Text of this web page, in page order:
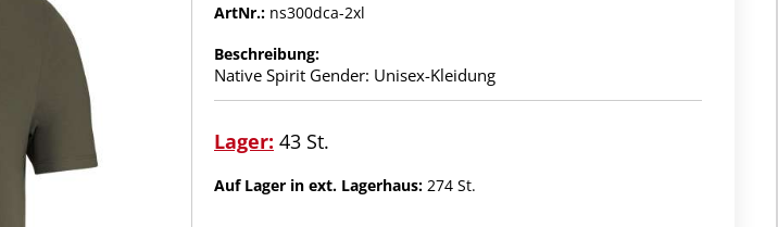
ArtNr.: ns300dca-2xl
Beschreibung:
Native Spirit Gender: Unisex-Kleidung
Lager: 43 St.
Auf Lager in ext. Lagerhaus: 274 St.